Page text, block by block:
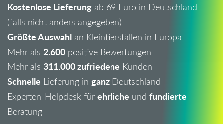
Kostenlose Lieferung ab 69 Euro in Deutschland
(falls nicht anders angegeben)
Größte Auswahl an Kleintierställen in Europa
Mehr als 2.600 positive Bewertungen
Mehr als 311.000 zufriedene Kunden
Schnelle Lieferung in ganz Deutschland
Experten-Helpdesk für ehrliche und fundierte
Beratung